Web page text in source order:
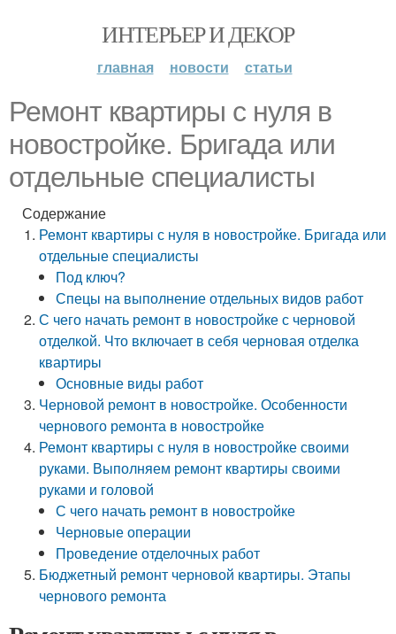
ИНТЕРЬЕР И ДЕКОР
главная новости статьи
Ремонт квартиры с нуля в
новостройке. Бригада или
отдельные специалисты
Содержание
Ремонт квартиры с нуля в новостройке. Бригада или
отдельные специалисты
Под ключ?
Спецы на выполнение отдельных видов работ
С чего начать ремонт в новостройке с черновой
отделкой. Что включает в себя черновая отделка
квартиры
Основные виды работ
Черновой ремонт в новостройке. Особенности
чернового ремонта в новостройке
Ремонт квартиры с нуля в новостройке своими
руками. Выполняем ремонт квартиры своими
руками и головой
С чего начать ремонт в новостройке
Черновые операции
Проведение отделочных работ
Бюджетный ремонт черновой квартиры. Этапы
чернового ремонта